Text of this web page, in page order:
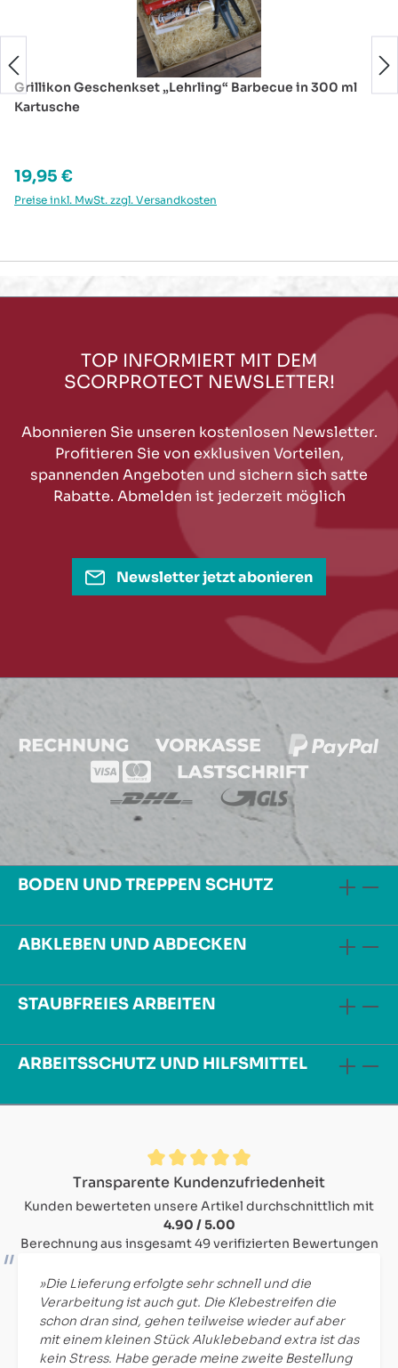
Grillikon Geschenkset „Lehrling“ Barbecue in 300 ml
Kartusche
Regulärer Preis:
19,95 €
Preise inkl. MwSt. zzgl. Versandkosten
TOP INFORMIERT MIT DEM
SCORPROTECT NEWSLETTER!
Abonnieren Sie unseren kostenlosen Newsletter.
Profitieren Sie von exklusiven Vorteilen,
spannenden Angeboten und sichern sich satte
Rabatte. Abmelden ist jederzeit möglich
Newsletter jetzt abonieren
BODEN UND TREPPEN SCHUTZ
ABKLEBEN UND ABDECKEN
STAUBFREIES ARBEITEN
ARBEITSSCHUTZ UND HILFSMITTEL
Durchschnittliche Bewertung von 4.9 von 5 Sternen
Transparente Kundenzufriedenheit
Kunden bewerteten unsere Artikel durchschnittlich mit
4.90 / 5.00
Berechnung aus insgesamt 49 verifizierten Bewertungen
»Die Lieferung erfolgte sehr schnell und die
Verarbeitung ist auch gut. Die Klebestreifen die
schon dran sind, gehen teilweise wieder auf aber
mit einem kleinen Stück Aluklebeband extra ist das
kein Stress. Habe gerade meine zweite Bestellung